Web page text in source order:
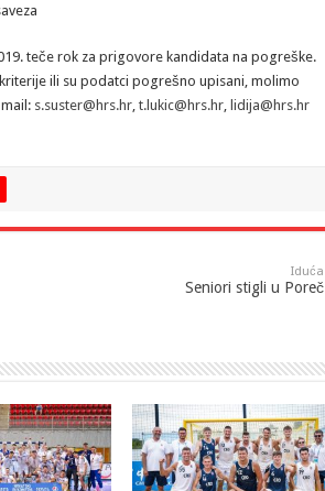
teče rok za prigovore kandidata na pogreške.
ili su podatci pogrešno upisani, molimo
s.suster@hrs.hr t.lukic@hrs.hr lidija@hrs.hr
Iduća
Seniori stigli u Poreč